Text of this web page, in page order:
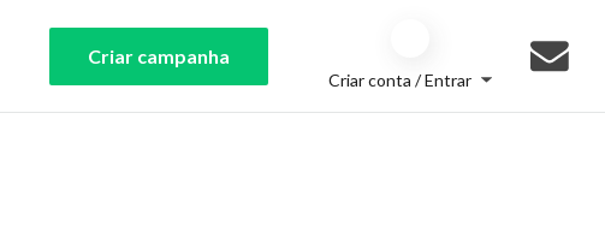
Criar campanha
Criar conta / Entrar